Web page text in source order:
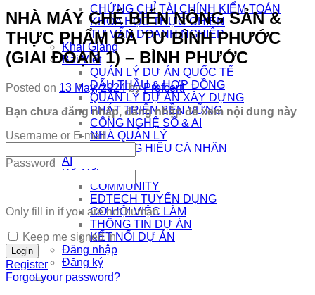
CHỨNG CHỈ TÀI CHÍNH KIỂM TOÁN
KHÓA HỌC THỰC CHIẾN
TƯ VẤN DOANH NGHIỆP
Khai Giảng
Bài Viết
QUẢN LÝ DỰ ÁN QUỐC TẾ
ĐẤU THẦU & HỢP ĐỒNG
QUẢN LÝ DỰ ÁN XÂY DỰNG
PHÁT TRIỂN BỀN VỮNG
CÔNG NGHỆ SỐ & AI
NHÀ QUẢN LÝ
THƯƠNG HIỆU CÁ NHÂN
AI
Kết Nối
COMMUNITY
EDTECH TUYỂN DỤNG
CƠ HỘI VIỆC LÀM
THÔNG TIN DỰ ÁN
KẾT NỐI DỰ ÁN
Đăng nhập
Đăng ký
NHÀ MÁY CHẾ BIẾN NÔNG SẢN &
THỰC PHẨM BÀ TƯ BÌNH PHƯỚC
(GIAI ĐOẠN 1) – BÌNH PHƯỚC
Posted on 13 May, 2024 byProfcerti
Bạn chưa đăng nhập, đăng nhập để xem nội dung này
Username or E-mail
Password
Only fill in if you are not human
Keep me signed in
Register
Forgot your password?